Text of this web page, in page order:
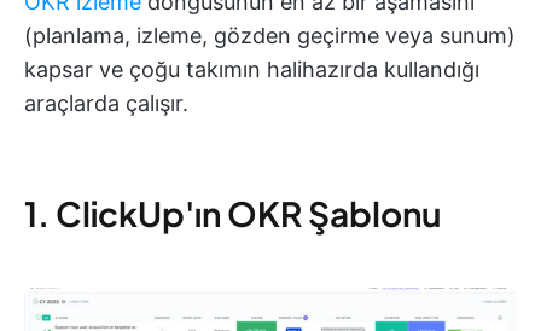
(planlama, izleme, gözden geçirme veya sunum)
kapsar ve çoğu takımın halihazırda kullandığı
araçlarda çalışır.
1. ClickUp'ın OKR Şablonu